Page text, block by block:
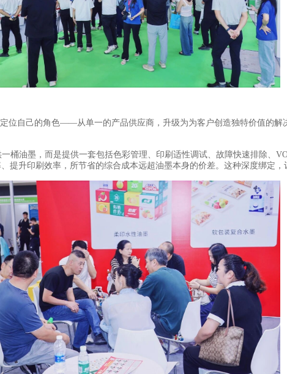
位自己的角色——从单一的产品供应商，升级为为客户创造独特价值的
桶油墨，而是提供一套包括色彩管理、印刷适性调试、故障快速排除、
提升印刷效率，所节省的综合成本远超油墨本身的价差。这种深度绑定，